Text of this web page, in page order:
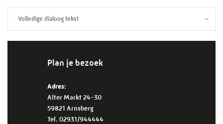
Volledige dialoog tekst
Plan je bezoek
Adres:
Alter Markt 24-30
59821 Arnsberg
Tel. 02931/944444